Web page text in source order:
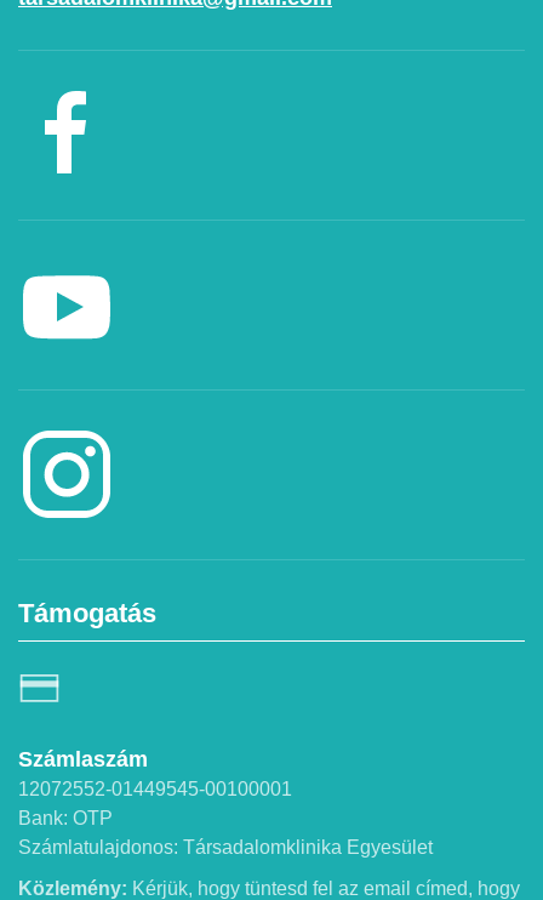
Támogatás
Számlaszám
12072552-01449545-00100001
Bank: OTP
Számlatulajdonos: Társadalomklinika Egyesület
Közlemény: Kérjük, hogy tüntesd fel az email címed, hogy